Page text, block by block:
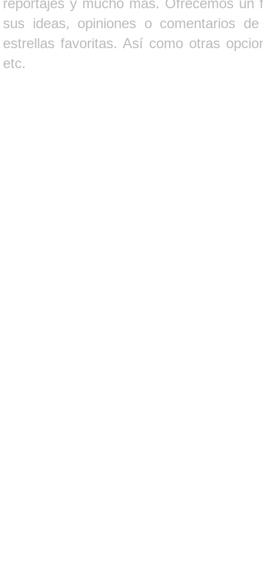
sus ideas, opiniones o comentarios
estrellas favoritas. Así como otras
etc.